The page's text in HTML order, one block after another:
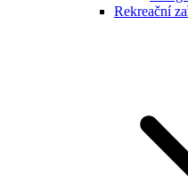
Rekreační